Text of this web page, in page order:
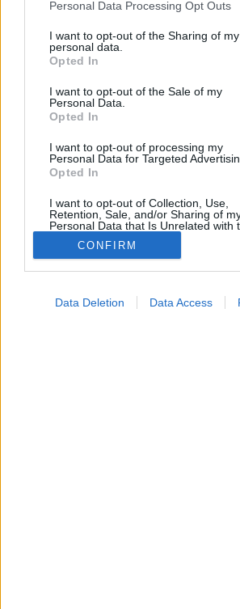
not limited to your visit or usage
grant or deny consent to Google and its
use your data for below specified
consent section.
Personal Data Processing Opt Outs
I want to opt-out of the Sharing of my
personal data.
Opted In
I want to opt-out of the Sale of my
Personal Data.
Opted In
I want to opt-out of processing my
Personal Data for Targeted
Opted In
I want to opt-out of Collection, Use,
Retention, Sale, and/or Sharing of
Personal Data that Is Unrelated with
Purposes for which it was collected.
Opted Out
CONFIRM
Data Deletion Data Access